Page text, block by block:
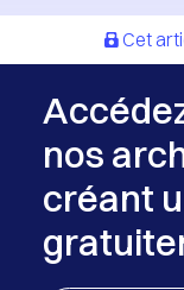
Cet
nos
créant